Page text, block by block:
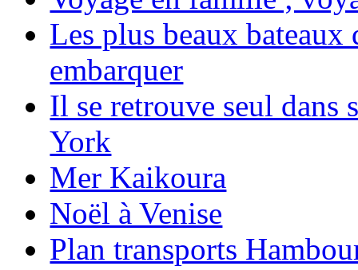
Les plus beaux bateaux
embarquer
Il se retrouve seul dans
York
Mer Kaikoura
Noël à Venise
Plan transports